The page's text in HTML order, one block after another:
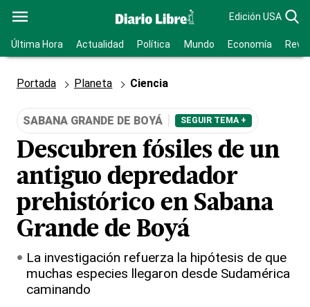
Edición USA
Última Hora Actualidad Política Mundo Economía
Portada Planeta Ciencia
SABANA GRANDE DE BOYÁ SEGUIR TEMA +
Descubren fósiles de un
antiguo depredador
prehistórico en Sabana
Grande de Boyá
La investigación refuerza la hipótesis de que
muchas especies llegaron desde Sudamérica
caminando